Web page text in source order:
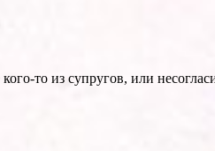
то из супругов, или